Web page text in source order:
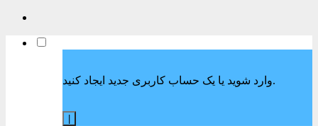
وارد شوید یا یک حساب کاربری جدید ایجاد کنید.